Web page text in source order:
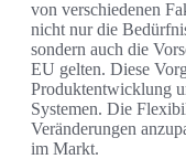
von verschiedenen
nicht nur die
sondern auch die
EU gelten. Diese
Produktentwicklung
Systemen. Die
Veränderungen
im Markt.